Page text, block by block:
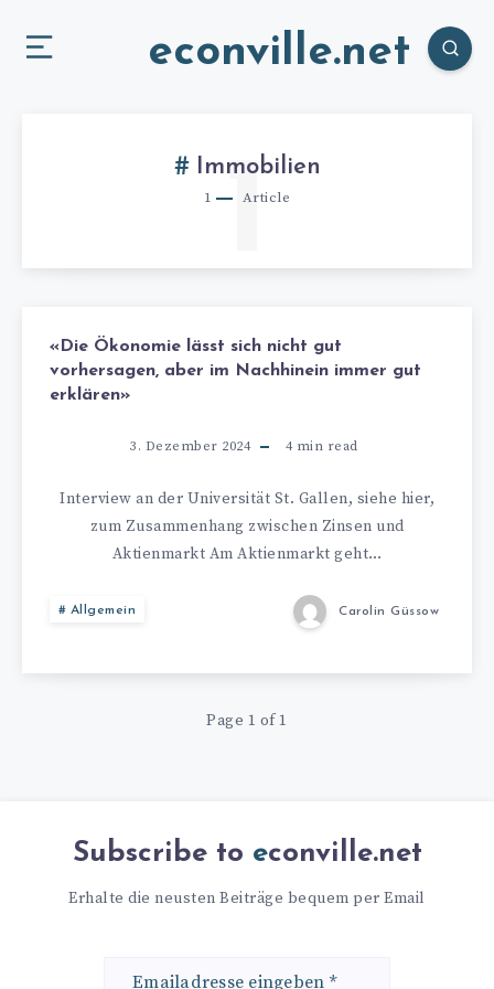
econville.net
Immobilien
1 Article
1
«Die Ökonomie lässt sich nicht gut
vorhersagen, aber im Nachhinein immer gut
erklären»
3. Dezember 2024 4min read
Interview an der Universität St. Gallen, siehe hier,
zum Zusammenhang zwischen Zinsen und
Aktienmarkt Am Aktienmarkt geht…
Allgemein Carolin Güssow
Page 1 of 1
Subscribe to econville.net
Erhalte die neusten Beiträge bequem per Email